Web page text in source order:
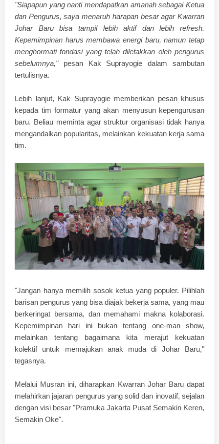
"Siapapun yang nanti mendapatkan amanah sebagai Ketua
dan Pengurus, saya menaruh harapan besar agar Kwarran
Johar Baru bisa tampil lebih aktif dan lebih refresh.
Kepemimpinan harus membawa energi baru, namun tetap
menghormati fondasi yang telah diletakkan oleh pengurus
sebelumnya," pesan Kak Suprayogie dalam sambutan
tertulisnya.
​Lebih lanjut, Kak Suprayogie memberikan pesan khusus
kepada tim formatur yang akan menyusun kepengurusan
baru. Beliau meminta agar struktur organisasi tidak hanya
mengandalkan popularitas, melainkan kekuatan kerja sama
tim.
"Jangan hanya memilih sosok ketua yang populer. Pilihlah
barisan pengurus yang bisa diajak bekerja sama, yang mau
berkeringat bersama, dan memahami makna kolaborasi.
Kepemimpinan hari ini bukan tentang one-man show,
melainkan tentang bagaimana kita merajut kekuatan
kolektif untuk memajukan anak muda di Johar Baru,"
tegasnya.
​Melalui Musran ini, diharapkan Kwarran Johar Baru dapat
melahirkan jajaran pengurus yang solid dan inovatif, sejalan
dengan visi besar "Pramuka Jakarta Pusat Semakin Keren,
Semakin Oke".